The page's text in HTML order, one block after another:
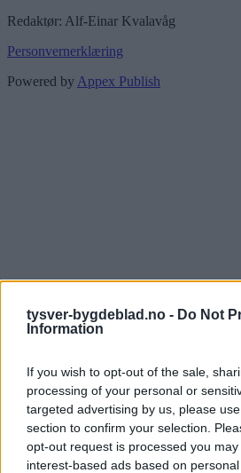
tysver-bygdeblad.no - Do Not
Information
If you wish to opt-out of the sale,
processing of your personal or
targeted advertising by us, please
section to confirm your selection.
opt-out request is processed you
interest-based ads based on
Redaktør: Alf-Einar Kvalavåg
Personvernerklæring
Powered byAppex Publish